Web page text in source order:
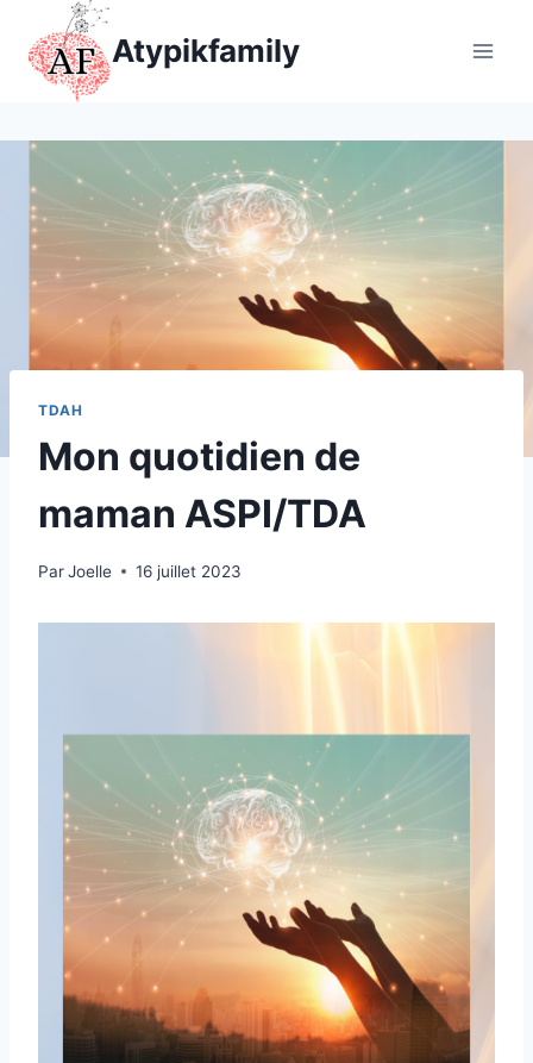
contenu
Atypikfamily
TDAH
Mon quotidien de
maman ASPI/TDA
ParJoelle 16 juillet 2023